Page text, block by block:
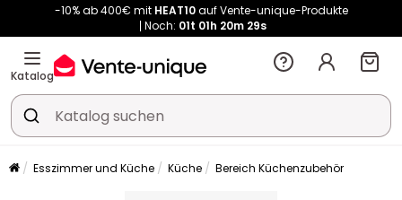
-10% ab 400€ mit HEAT10auf Vente-unique-Produkte
Noch: 01t 01h 20m 29s
-10% ab 400€ mitHEAT10auf Vente-unique-Produkte
Katalog
Esszimmer und Küche Küche Bereich Küchenzubehör